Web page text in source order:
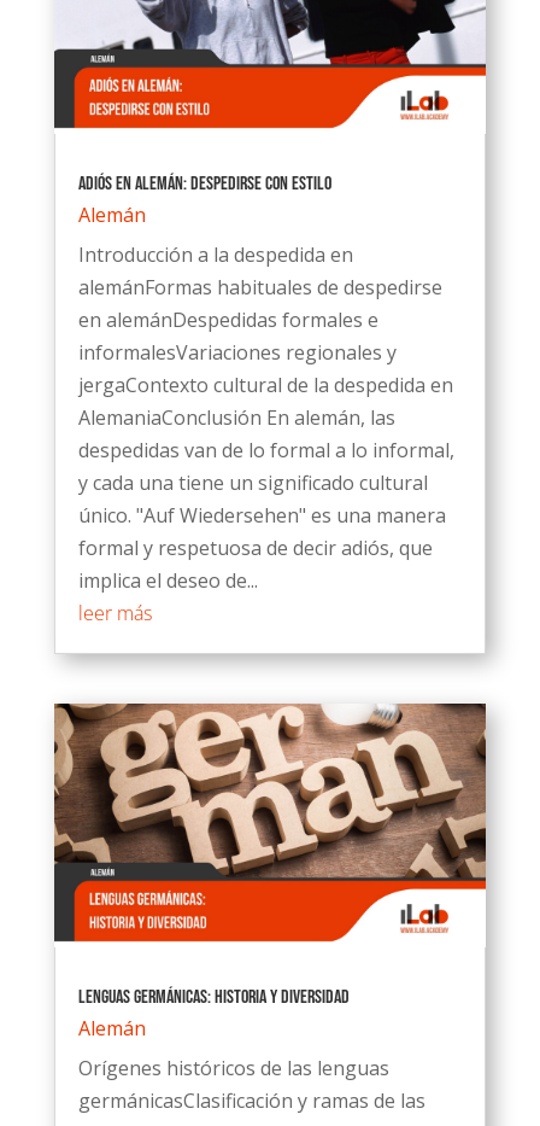
Adiós en alemán: Despedirse con estilo
Alemán
Introducción a la despedida en
alemánFormas habituales de despedirse
en alemánDespedidas formales e
informalesVariaciones regionales y
jergaContexto cultural de la despedida en
AlemaniaConclusión En alemán, las
despedidas van de lo formal a lo informal,
y cada una tiene un significado cultural
único. "Auf Wiedersehen" es una manera
formal y respetuosa de decir adiós, que
implica el deseo de...
leer más
Lenguas germánicas: Historia y diversidad
Alemán
Orígenes históricos de las lenguas
germánicasClasificación y ramas de las